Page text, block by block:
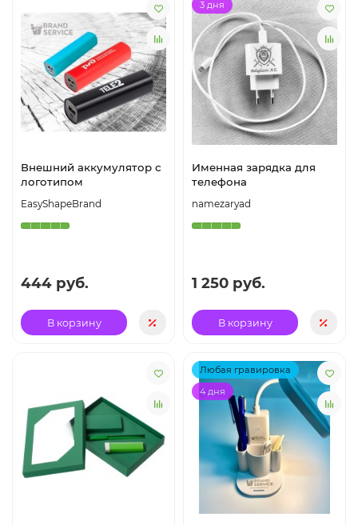
Внешний аккумулятор с
логотипом
EasyShapeBrand
444 руб.
В корзину
3 дня
Именная зарядка для
телефона
namezaryad
1 250 руб.
В корзину
Любая гравировка
4 дня